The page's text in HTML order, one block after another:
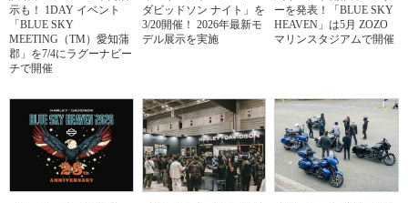
示も！ 1DAY イベント
「BLUE SKY
MEETING（TM）愛知蒲
郡」を7/4にラグーナビー
チで開催
ダビッドソン ナイト」を
3/20開催！ 2026年最新モ
デル展示を実施
ーを発表！「BLUE SKY
HEAVEN」は5月 ZOZO
マリンスタジアムで開催